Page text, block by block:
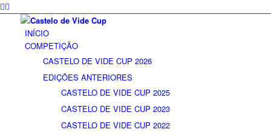
INÍCIO
COMPETIÇÃO
CASTELO DE VIDE CUP 2026
EDIÇÕES ANTERIORES
CASTELO DE VIDE CUP 2025
CASTELO DE VIDE CUP 2023
CASTELO DE VIDE CUP 2022